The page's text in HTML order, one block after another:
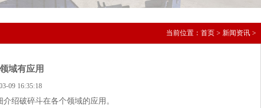
当前位置： 首页 > 新闻资讯>
域有应用
09 16:35:18
绍破碎斗在各个领域的应用。